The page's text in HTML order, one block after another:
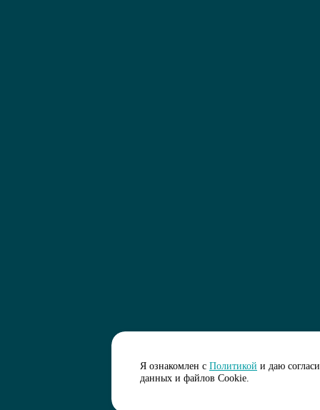
Я ознакомлен с Политикой и даю
данных и файлов Cookie.